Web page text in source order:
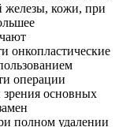
железы, кожи, при
онкопластические
операции
основных
полном удалении